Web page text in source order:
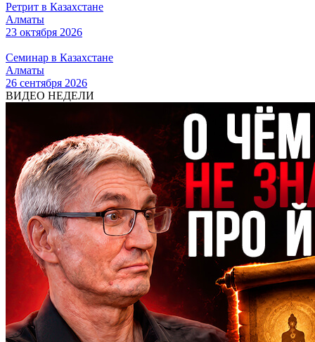
Ретрит в Казахстане
Алматы
23 октября 2026
Семинар в Казахстане
Алматы
26 сентября 2026
ВИДЕО НЕДЕЛИ